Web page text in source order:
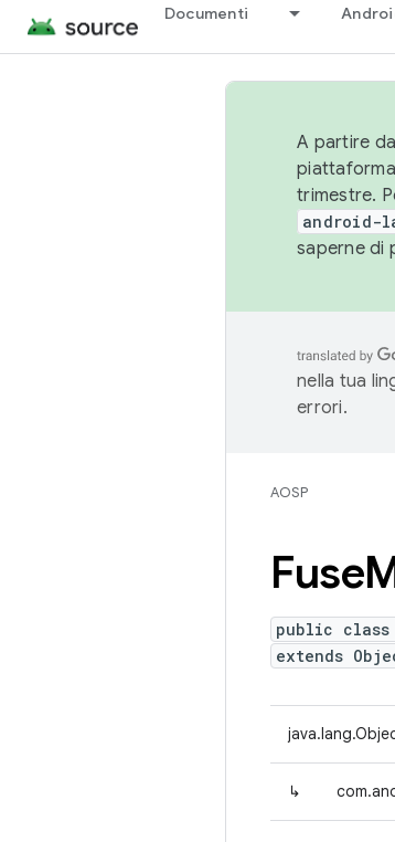
Documenti
A partire
trimestre.
android-
saperne di
nella tua
errori.
AOSP
Fuse
public class
extends
↳